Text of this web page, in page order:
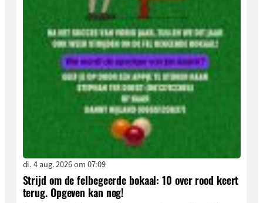
di. 4 aug. 2026 om 07:09
Strijd om de felbegeerde bokaal: 10 over rood keert
terug. Opgeven kan nog!